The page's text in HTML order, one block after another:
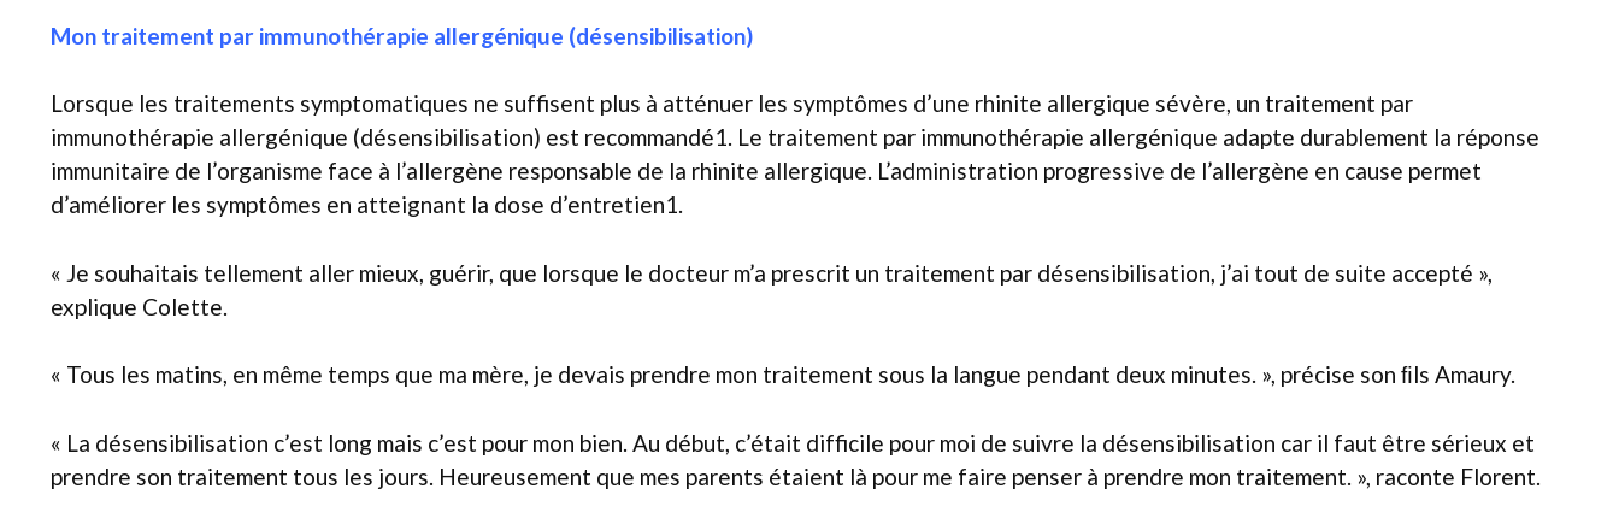
Mon traitement par immunothérapie allergénique (désensibilisation)
Lorsque les traitements symptomatiques ne suffisent plus à atténuer les symptômes d’une rhinite allergique sévère, un traitement par
immunothérapie allergénique (désensibilisation) est recommandé1. Le traitement par immunothérapie allergénique adapte durablement la réponse
immunitaire de l’organisme face à l’allergène responsable de la rhinite allergique. L’administration progressive de l’allergène en cause permet
d’améliorer les symptômes en atteignant la dose d’entretien1.
« Je souhaitais tellement aller mieux, guérir, que lorsque le docteur m’a prescrit un traitement par désensibilisation, j’ai tout de suite accepté »,
explique Colette.
« Tous les matins, en même temps que ma mère, je devais prendre mon traitement sous la langue pendant deux minutes. », précise son ﬁls Amaury.
« La désensibilisation c’est long mais c’est pour mon bien. Au début, c’était difficile pour moi de suivre la désensibilisation car il faut être sérieux et
prendre son traitement tous les jours. Heureusement que mes parents étaient là pour me faire penser à prendre mon traitement. », raconte Florent.